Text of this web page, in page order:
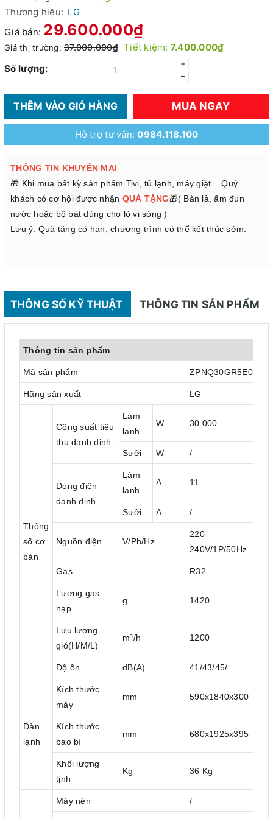
Thương hiệu: LG
Giá bán: 29.600.000₫
Giá thị trường: 37.000.000₫ Tiết kiệm: 7.400.000₫
Số lượng:
+
–
THÊM VÀO GIỎ HÀNG MUA NGAY
Hỗ trợ tư vấn:0984.118.100
THÔNG TIN KHUYẾN MẠI
🎁 Khi mua bất kỳ sản phẩm Tivi, tủ lạnh, máy giặt... Quý
khách có cơ hội được nhận QUÀ TẶNG🎁( Bàn là, ấm đun
nước hoặc bộ bát dùng cho lò vi sóng )
Lưu ý: Quà tặng có hạn, chương trình có thể kết thúc sớm.
THÔNG SỐ KỸ THUẬT THÔNG TIN SẢN PHẨM
Thông tin sản phẩm
Mã sản phẩm ZPNQ30GR5E0
Hãng sản xuất LG
Thông
số cơ
bản
Công suất tiêu
thụ danh định
Làm
lạnh
W 30.000
Sưởi W /
Dòng điện
danh định
Làm
lạnh
A 11
Sưởi A /
Nguồn điện V/Ph/Hz
220-
240V/1P/50Hz
Gas R32
Lượng gas
nạp
g 1420
Lưu lượng
gió(H/M/L)
m³/h 1200
Độ ồn dB(A) 41/43/45/
Dàn
lạnh
Kích thước
máy
mm 590x1840x300
Kích thước
bao bì
mm 680x1925x395
Khối lượng
tịnh
Kg 36 Kg
Máy nén /